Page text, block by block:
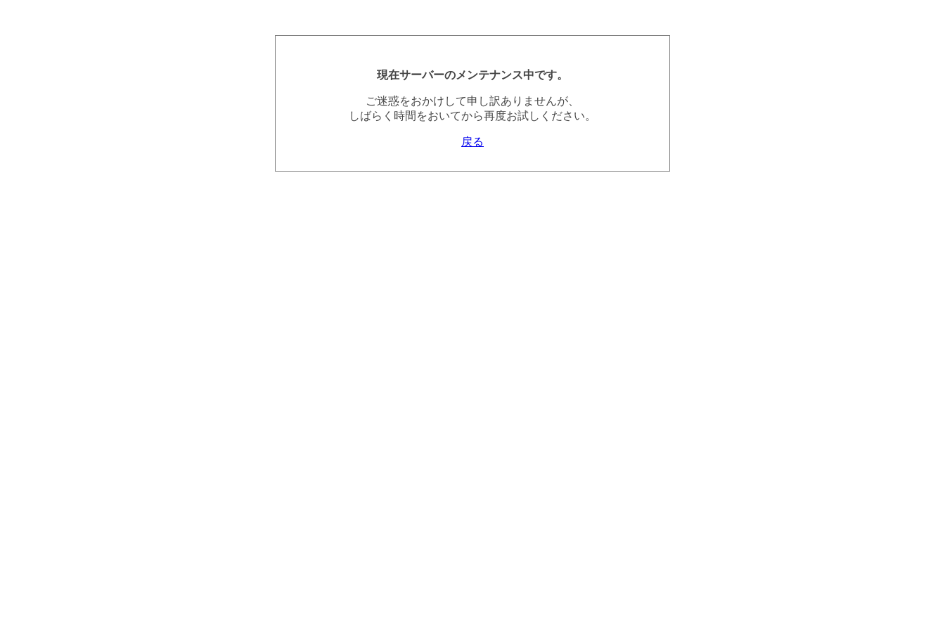
現在サーバーのメンテナンス中です。
ご迷惑をおかけして申し訳ありませんが、
しばらく時間をおいてから再度お試しください。
戻る